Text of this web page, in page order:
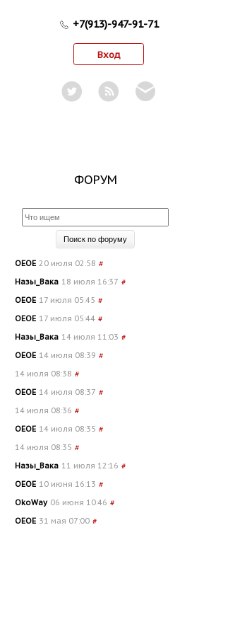
+7(913)-947-91-71
Вход
ФОРУМ
OEOE 20 июля 02:58 #
Назы_Вака 18 июля 16:37 #
OEOE 17 июля 05:45 #
OEOE 17 июля 05:44 #
Назы_Вака 14 июля 11:03 #
OEOE 14 июля 08:39 #
14 июля 08:38 #
OEOE 14 июля 08:37 #
14 июля 08:36 #
OEOE 14 июля 08:35 #
14 июля 08:35 #
Назы_Вака 11 июля 12:16 #
OEOE 10 июня 16:13 #
OkoWay 06 июня 10:46 #
OEOE 31 мая 07:00 #